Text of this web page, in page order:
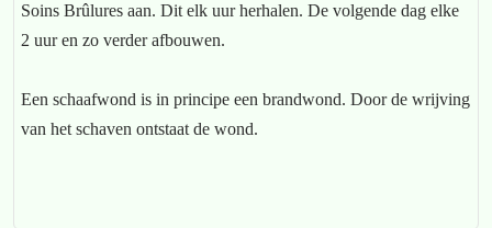
Soins Brûlures aan. Dit elk uur herhalen. De volgende dag elke
2 uur en zo verder afbouwen.
Een schaafwond is in principe een brandwond. Door de wrijving
van het schaven ontstaat de wond.